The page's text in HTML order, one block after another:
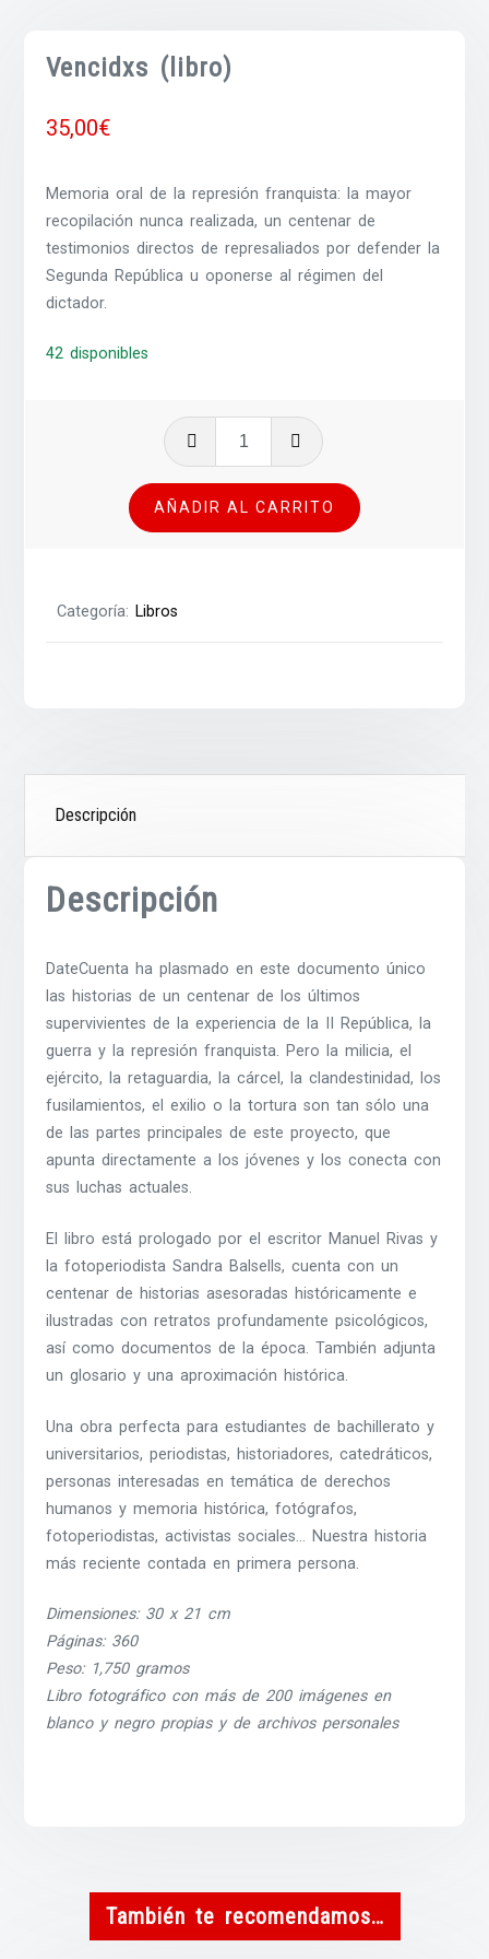
Vencidxs (libro)
35,00€
Memoria oral de la represión franquista: la mayor
recopilación nunca realizada, un centenar de
testimonios directos de represaliados por defender la
Segunda República u oponerse al régimen del
dictador.
42 disponibles
Vencidxs
cantidad
AÑADIR AL CARRITO
Categoría:Libros
Descripción
Descripción
DateCuenta ha plasmado en este documento único
las historias de un centenar de los últimos
supervivientes de la experiencia de la II República, la
guerra y la represión franquista. Pero la milicia, el
ejército, la retaguardia, la cárcel, la clandestinidad, los
fusilamientos, el exilio o la tortura son tan sólo una
de las partes principales de este proyecto, que
apunta directamente a los jóvenes y los conecta con
sus luchas actuales.
El libro está prologado por el escritor Manuel Rivas y
la fotoperiodista Sandra Balsells, cuenta con un
centenar de historias asesoradas históricamente e
ilustradas con retratos profundamente psicológicos,
así como documentos de la época. También adjunta
un glosario y una aproximación histórica.
Una obra perfecta para estudiantes de bachillerato y
universitarios, periodistas, historiadores, catedráticos,
personas interesadas en temática de derechos
humanos y memoria histórica, fotógrafos,
fotoperiodistas, activistas sociales… Nuestra historia
más reciente contada en primera persona.
Dimensiones: 30 x 21 cm
Páginas: 360
Peso: 1,750 gramos
Libro fotográfico con más de 200 imágenes en
blanco y negro propias y de archivos personales
También te recomendamos…